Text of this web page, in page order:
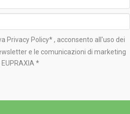
Privacy Policy*, acconsento all'uso dei
e le comunicazioni di marketing
*